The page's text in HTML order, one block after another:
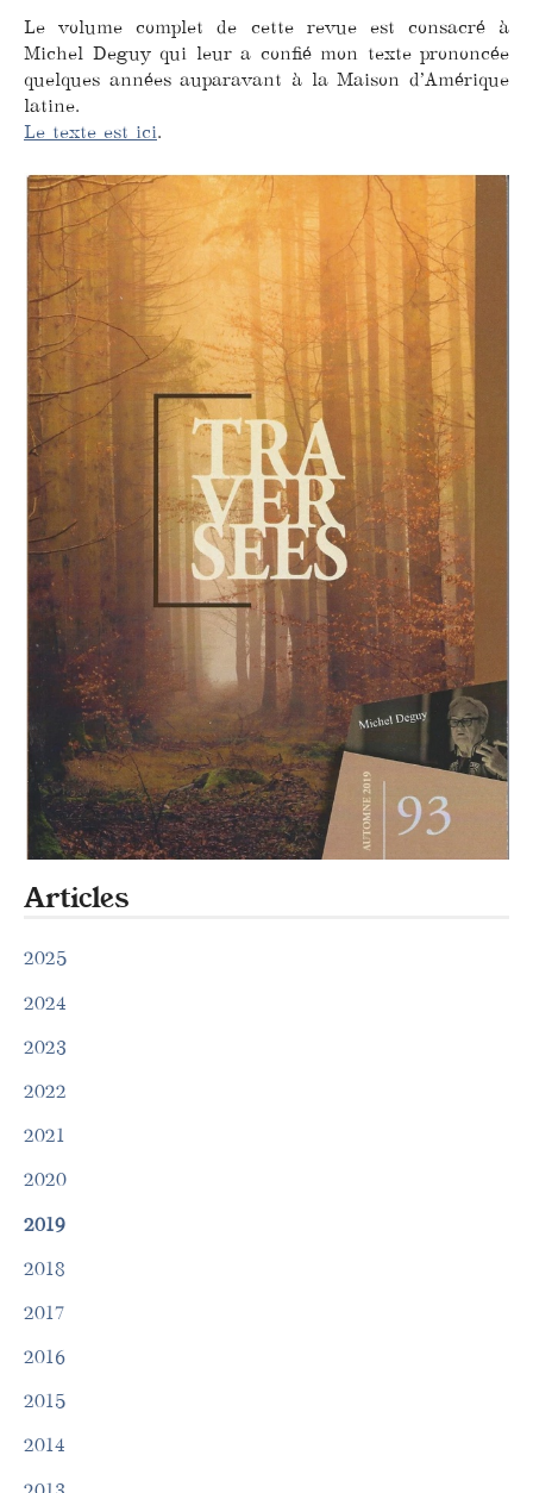
Le volume complet de cette revue est consacré à
Michel Deguy qui leur a confié mon texte prononcée
quelques années auparavant à la Maison d’Amérique
latine.
Le texte est ici.
Articles
2025
2024
2023
2022
2021
2020
2019
2018
2017
2016
2015
2014